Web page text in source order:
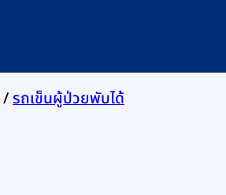
/รถเข็นผู้ป่วยพับได้